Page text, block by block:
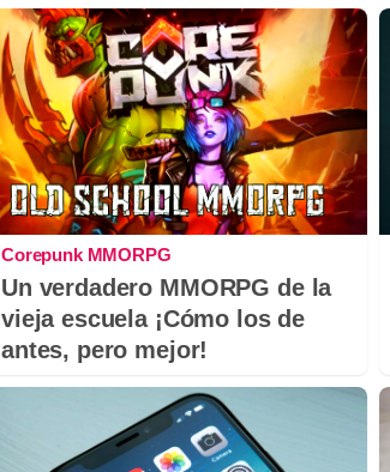
Corepunk MMORPG
Un verdadero MMORPG de la
vieja escuela ¡Cómo los de
antes, pero mejor!